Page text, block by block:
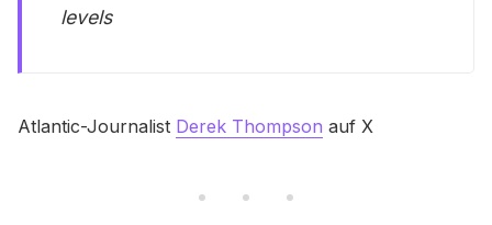
levels
Atlantic-Journalist Derek Thompson auf X